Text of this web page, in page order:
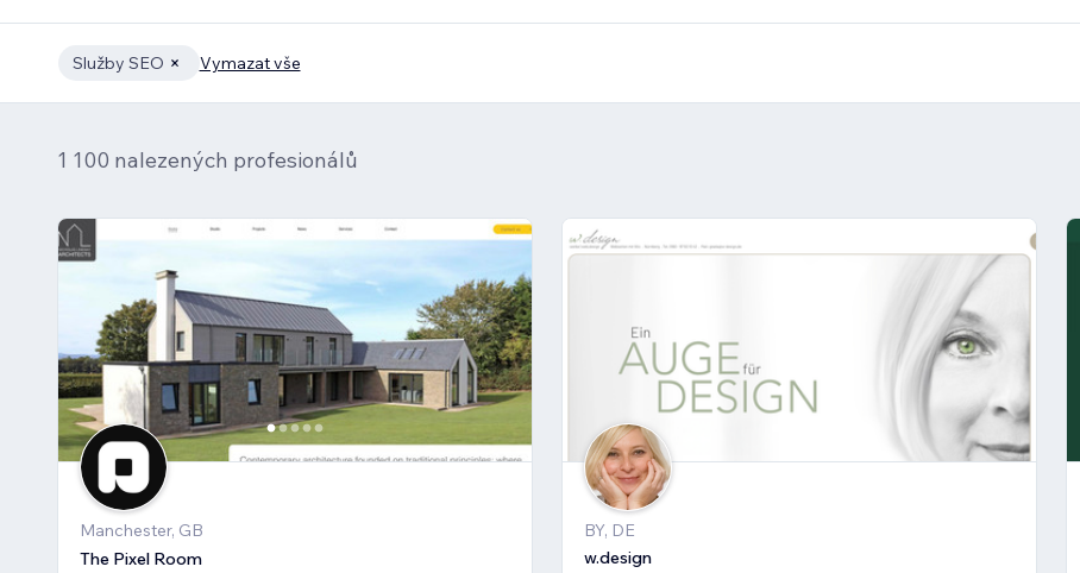
Služby SEO Vymazat vše
1 100 nalezených profesionálů
Manchester, GB
The Pixel Room
BY, DE
w.design